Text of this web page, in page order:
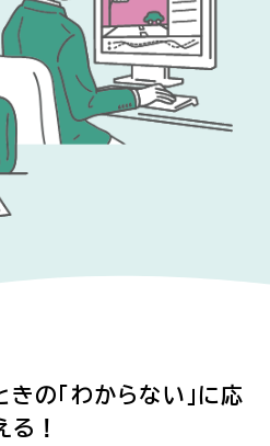
の「わからない」に応
る！